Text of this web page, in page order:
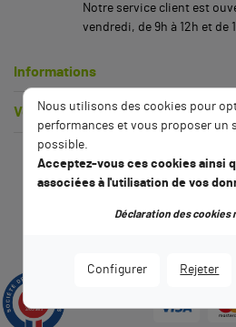
Notre service client est
vendredi, de 9h à 12h et de
Informations
Votre compte
Nous utilisons des cookies pour
performances et vous proposer un
possible.
Acceptez-vous ces cookies ainsi
associées à l'utilisation de vos
Configurer Rejeter
Déclaration des cookies
9.5
2789 avis